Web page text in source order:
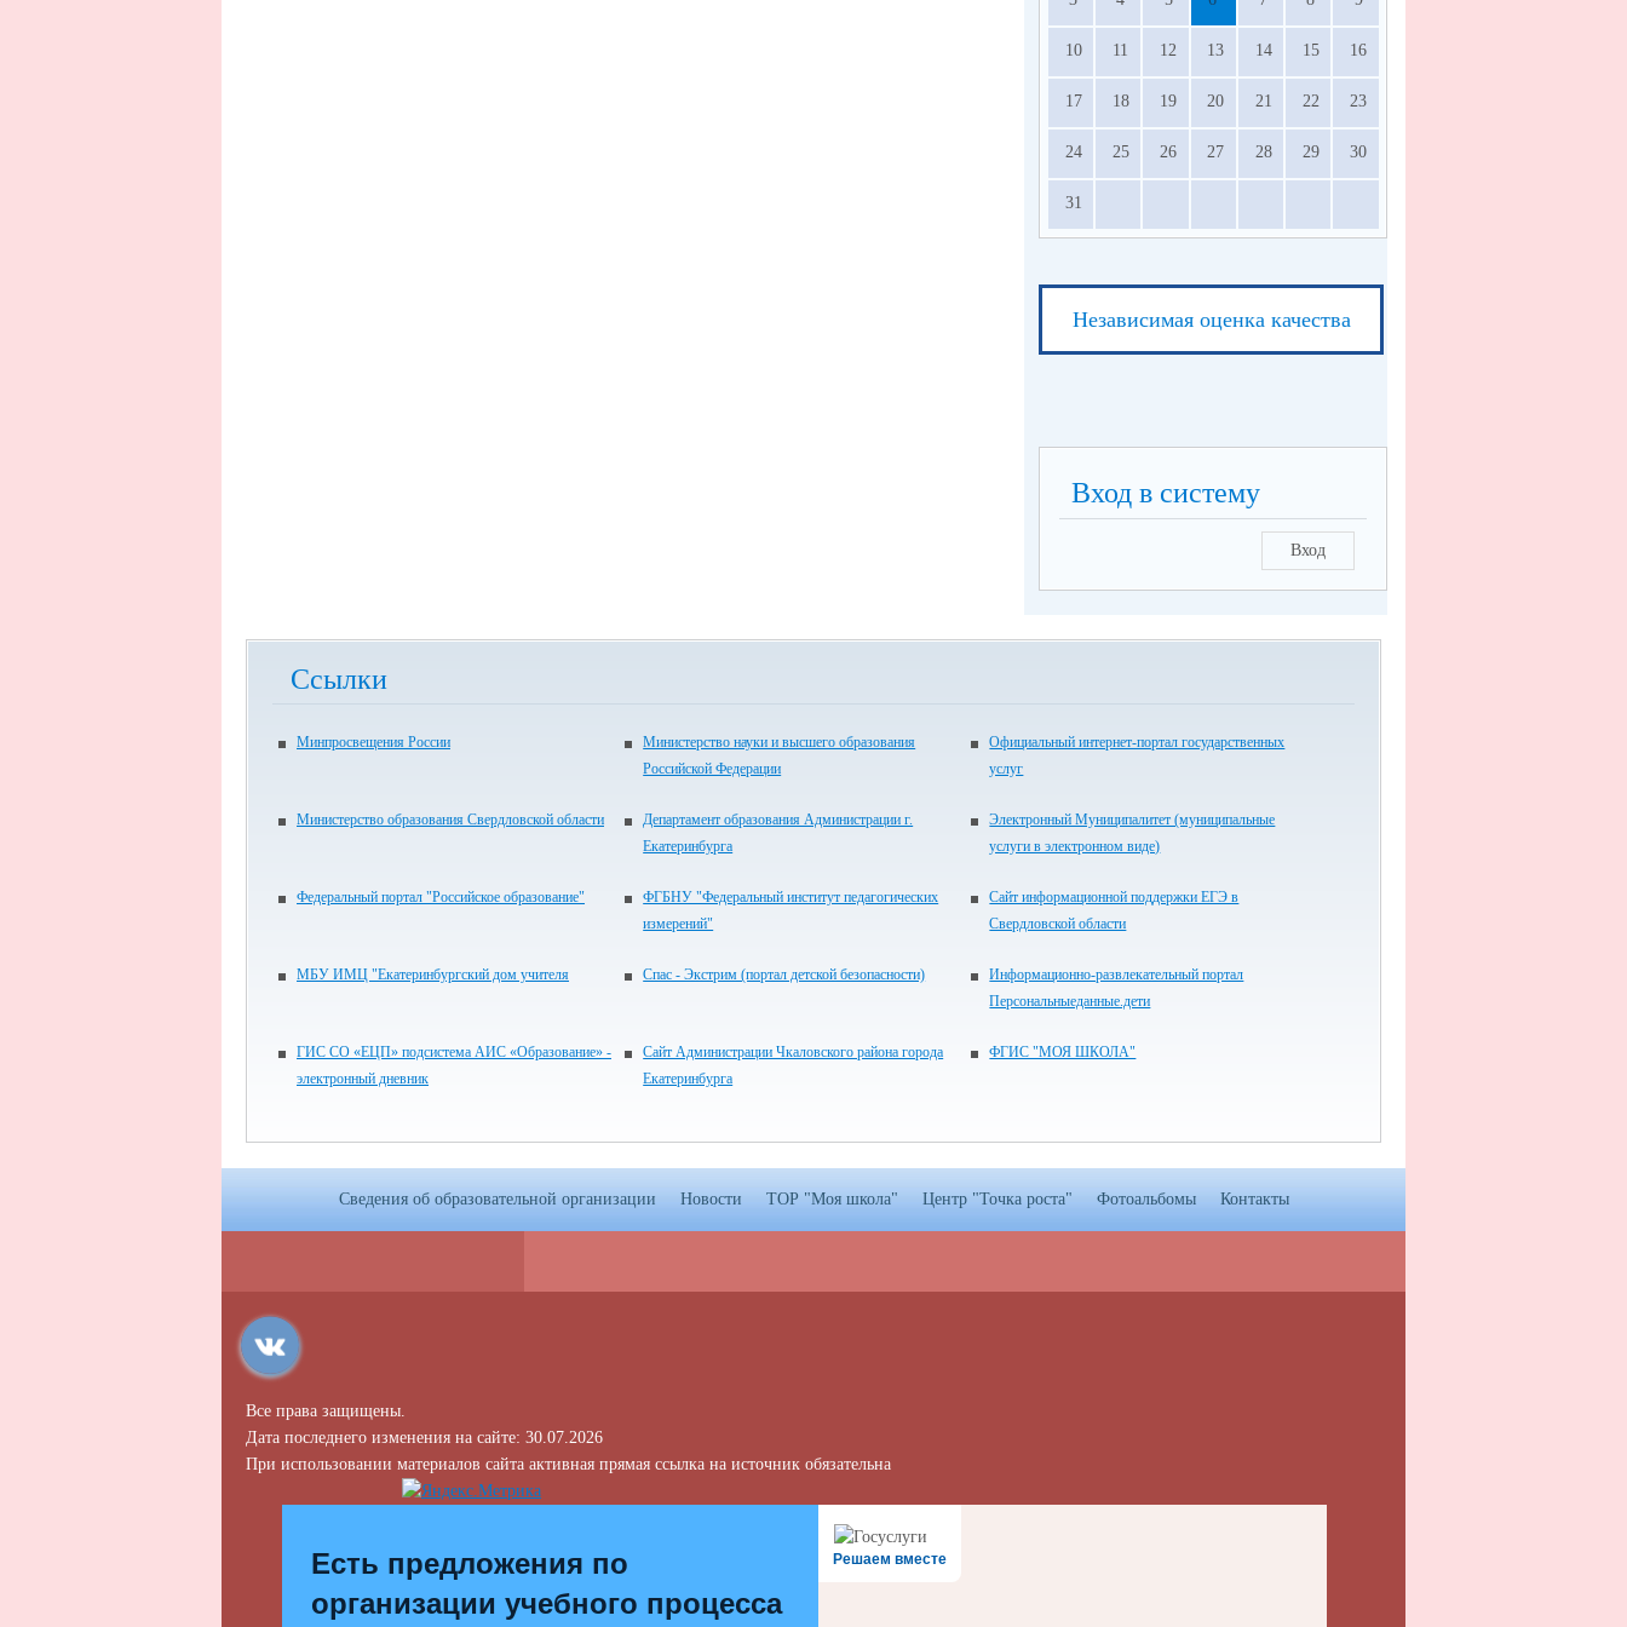
10 11 12 13 14 15 16
17 18 19 20 21 22 23
24 25 26 27 28 29 30
31
Независимая оценка качества
Вход в систему
Вход
Ссылки
Минпросвещения России
Министерство науки и высшего образования
Российской Федерации
Официальный интернет-портал государственных
услуг
Министерство образования Свердловской области
Департамент образования Администрации г.
Екатеринбурга
Электронный Муниципалитет (муниципальные
услуги в электронном виде)
Федеральный портал "Российское образование"
ФГБНУ "Федеральный институт педагогических
измерений"
Сайт информационной поддержки ЕГЭ в
Свердловской области
МБУ ИМЦ "Екатеринбургский дом учителя Спас - Экстрим (портал детской безопасности)
Информационно-развлекательный портал
Персональныеданные.дети
ГИС СО «ЕЦП» подсистема АИС «Образование» -
электронный дневник
Сайт Администрации Чкаловского района города
Екатеринбурга
ФГИС "МОЯ ШКОЛА"
Сведения об образовательной организации Новости ТОР "Моя школа" Центр "Точка роста" Фотоальбомы Контакты
Все права защищены.
Дата последнего изменения на сайте: 30.07.2026
При использовании материалов сайта активная прямая ссылка на источник обязательна
Решаем вместе
Есть предложения по
организации учебного процесса